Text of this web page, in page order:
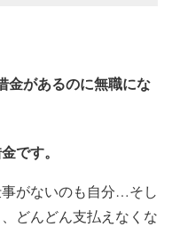
金があるのに無職にな
です。
がないのも自分…そし
どんどん支払えなくな